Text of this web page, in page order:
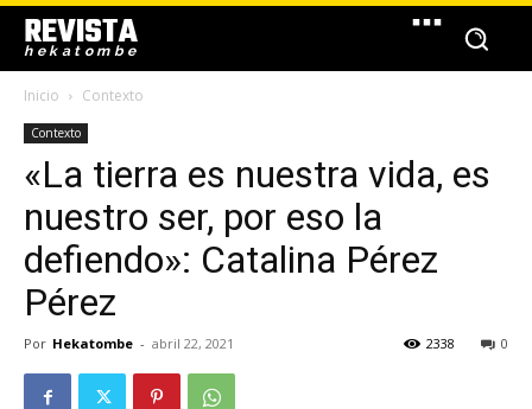
REVISTA
hekatombe
Inicio Contexto
Contexto
«La tierra es nuestra vida, es
nuestro ser, por eso la
defiendo»: Catalina Pérez
Pérez
Por Hekatombe - abril 22, 2021 0
2338